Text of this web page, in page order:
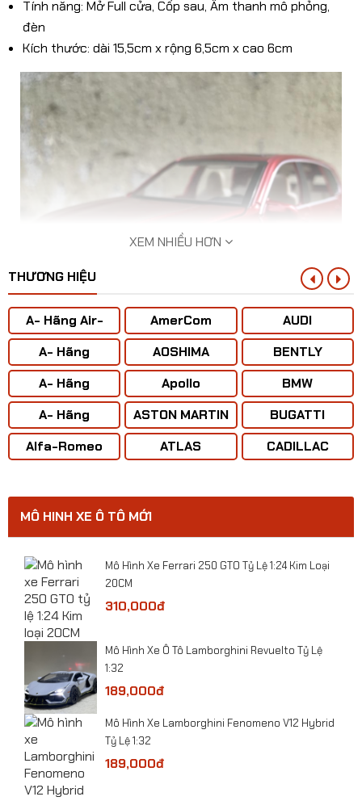
Tính năng: Mở Full cửa, Cốp sau, Âm thanh mô phỏng,
đèn
Kích thước: dài 15,5cm x rộng 6,5cm x cao 6cm
Mô hình xe ô tô BMW X5 2020 tỷ lệ 1:32
Mô hình xe ô tô BMW X5 2020 tỷ lệ 1:32
XEM NHIỀU HƠN
THƯƠNG HIỆU
A- Hãng Air-
BUS
A- Hãng
ANTONOV ( Liên
Xô)
A- Hãng
BOENING
A- Hãng
CONCORD
Alfa-Romeo
AmerCom
AOSHIMA
Apollo
ASTON MARTIN
ATLAS
AUDI
BENTLY
BMW
BUGATTI
CADILLAC
MÔ HINH XE Ô TÔ MỚI
​Mô Hình Xe Ferrari 250 GTO Tỷ Lệ 1:24 Kim Loại
20CM
310,000đ
​Mô Hình Xe Ô Tô Lamborghini Revuelto Tỷ Lệ
1:32
189,000đ
Mô Hình Xe Lamborghini Fenomeno V12 Hybrid
Tỷ Lệ 1:32
189,000đ